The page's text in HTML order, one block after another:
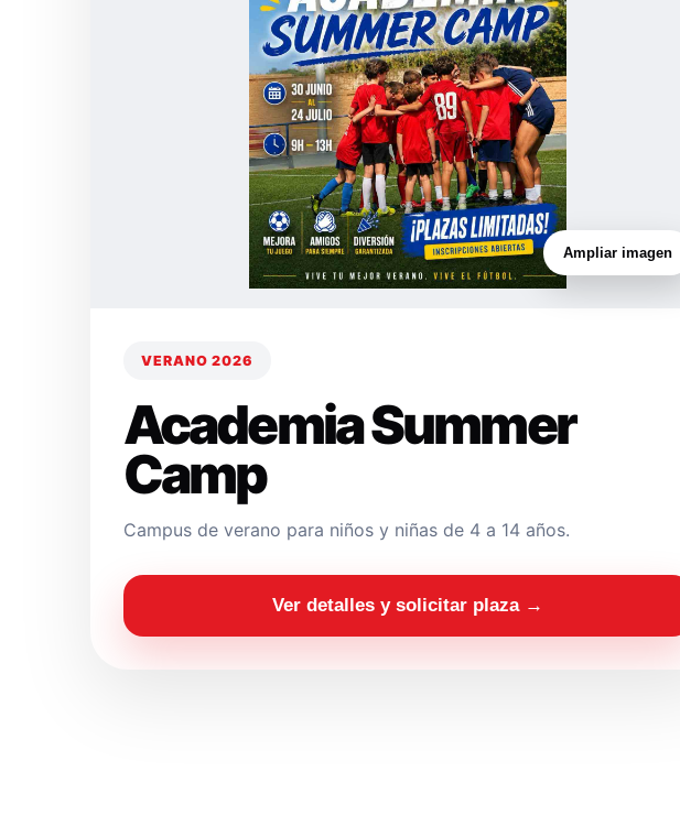
Ampliar imagen
VERANO 2026
Academia Summer
Camp
Campus de verano para niños y niñas de 4 a 14 años.
Ver detalles y solicitar plaza →